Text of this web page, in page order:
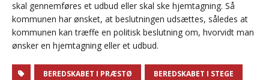
skal gennemføres et udbud eller skal ske hjemtagning. Så
kommunen har ønsket, at beslutningen udsættes, således at
kommunen kan træffe en politisk beslutning om, hvorvidt man
ønsker en hjemtagning eller et udbud.
BEREDSKABET I PRÆSTØ BEREDSKABET I STEGE